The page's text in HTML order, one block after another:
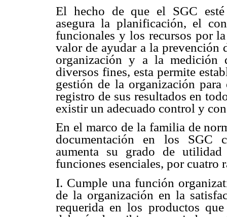
El hecho de que el SGC esté
asegura la planificación, el
funcionales y los recursos por
valor de ayudar a la prevención
organización y a la medición
diversos fines, esta permite
gestión de la organización
registro de sus resultados en
existir un adecuado control y
En el marco de la familia de
documentación en los SGC
aumenta su grado de
funciones esenciales, por cuatro
I. Cumple una función
de la organización en la
requerida en los productos